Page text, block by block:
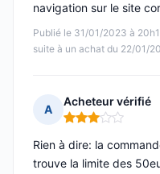
Publié le 31/01/2023 à
suite à un achat du 22/01/
navigation sur le site
A
Acheteur vérifié
Note : 3 sur 5
Rien à dire: la
trouve la limite des